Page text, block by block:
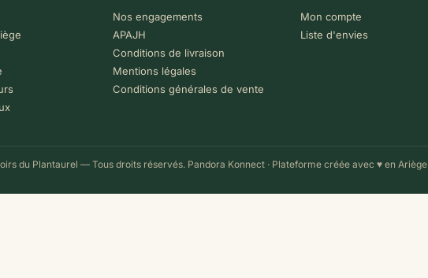
Nos engagements
APAJH
Conditions de livraison
Mentions légales
Conditions générales de vente
Mon compte
Liste d'envies
du Plantaurel — Tous droits réservés. Pandora Konnect· Plateforme créée avec ♥ en Ariège